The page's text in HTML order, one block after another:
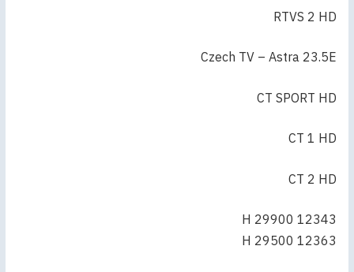
RTVS 2 HD
Czech TV – Astra 23.5E
CT SPORT HD
CT 1 HD
CT 2 HD
12343 H 29900
12363 H 29500